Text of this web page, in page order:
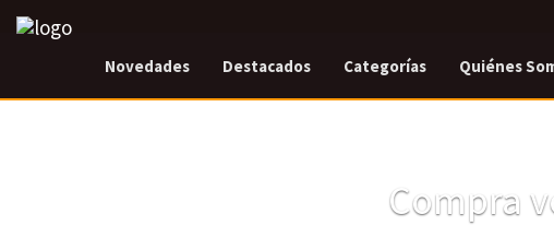
Novedades Destacados Categorías Quiénes
Compra